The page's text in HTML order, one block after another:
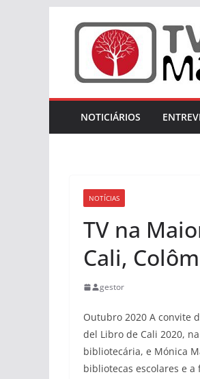
NOTICIÁRIOS
NOTÍCIAS
TV na
Cali,
gestor
Outubro 2020 A convite
del Libro de Cali 2020,
bibliotecária, e Mónica
bibliotecas escolares e a